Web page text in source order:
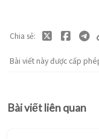
Bài viết này được cấp
Chia sẻ
Bài viết liên quan